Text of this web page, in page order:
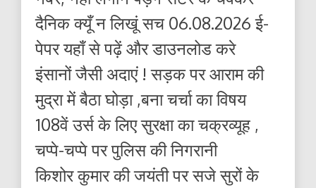
दैनिक क्यूँ न लिखूं सच 06.08.2026 ई-
पेपर यहाँ से पढ़ें और डाउनलोड करे
इंसानों जैसी अदाएं ! सड़क पर आराम की
मुद्रा में बैठा घोड़ा ,बना चर्चा का विषय
108वें उर्स के लिए सुरक्षा का चक्रव्यूह ,
चप्पे-चप्पे पर पुलिस की निगरानी
किशोर कुमार की जयंती पर सजे सुरों के